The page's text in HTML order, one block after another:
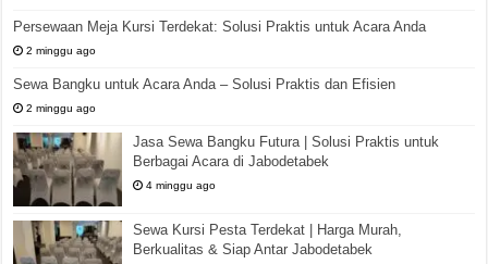
Persewaan Meja Kursi Terdekat: Solusi Praktis untuk Acara Anda
2 minggu ago
Sewa Bangku untuk Acara Anda – Solusi Praktis dan Efisien
2 minggu ago
Jasa Sewa Bangku Futura | Solusi Praktis untuk
Berbagai Acara di Jabodetabek
4 minggu ago
Sewa Kursi Pesta Terdekat | Harga Murah,
Berkualitas & Siap Antar Jabodetabek